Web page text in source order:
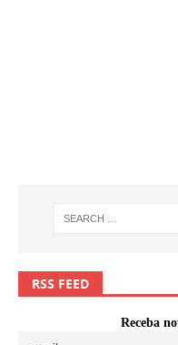
RSS FEED
Receba